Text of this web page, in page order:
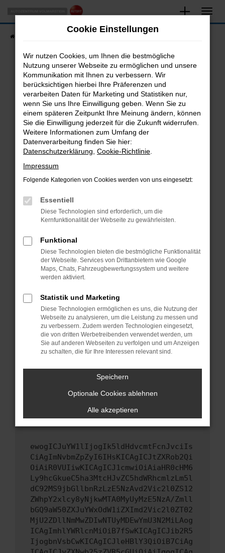
Zum
Hauptinhalt
springen
Fahrzeugsuche
Fehler: Network Error
Beim Laden ist ein Fehler aufgetreten.
Hier sind ein paar Tipps, die dir helfen können:
Überprüfe deine Firewall und deine
Internetverbindung.
Laden andere Webseiten, zum Beispiel deine
Suchmaschine?
Prüfe deine Browsererweiterungen.
können das Laden bestimmter Seiten
verhindern. Funktioniert die Seite in einem
anderen Browser oder in einem privaten
Starte dein Gerät neu.
Das kann manchmal helfen, vorübergehende
Probleme zu beheben.
Betriebssystem auf dem neuesten Stand
sind.
Veraltete Software birgt nicht nur ein
Sicherheitsrisiko, sondern kann auch dazu
führen, dass bestimmte Funktionen nicht mehr
unterstützt werden.
Wende dich an den Webseitenbetreiber.
Wenn du alle oben genannten Schritte versucht
hast, kontaktiere uns bitte. Wir werden
versuchen, das Problem zu beheben. Du kannst
uns diesen Text schicken, um uns bei der
ewogICJuYW1lIjogIk5ldHdvcmtFcnJvciIs
CiAgImNvbmZpZyI6IHsKICAgICJtZXRob2Qi
OiAiR0VUIiwKICAgICJ1cmwiOiAiaHR0cHM6
Ly9hcGkueC5ha3MtcHJvZC5hdWRhcmlzLm5l
dC92MS9jbGllbnRzLzE5NzAvd2Vic2l0ZS12
ZWhpY2xlcy8yNjkwMTA0MyUyMzE5NzA/Zmll
bGQ9aW50ZXJuYWxOdW1iZXImd2Vic2l0ZT02
MjU2ZDllNmMwZDIwNTUyMDEwYmU3N2MiLAog
ICAgImhlYWRlcnMiOiB7fSwKICAgICJib2R5
IjogbnVsbCwKICAgICJleHBlY3QiOiB7CiAg
Cookie Einstellungen
Wir nutzen Cookies, um Ihnen die bestmögliche
Nutzung unserer Webseite zu ermöglichen und unsere
Kommunikation mit Ihnen zu verbessern. Wir
berücksichtigen hierbei Ihre Präferenzen und
verarbeiten Daten für Marketing und Statistiken nur,
wenn Sie uns Ihre Einwilligung geben. Wenn Sie zu
einem späteren Zeitpunkt Ihre Meinung ändern, können
Sie die Einwilligung jederzeit für die Zukunft widerrufen.
Weitere Informationen zum Umfang der
Datenverarbeitung finden Sie hier:
Datenschutzerklärung Cookie-Richtlinie
Impressum
Folgende Kategorien von Cookies werden von uns eingesetzt:
Essentiell
Diese Technologien sind erforderlich, um die
Kernfunktionalität der Webseite zu gewährleisten.
Funktional
Diese Technologien bieten die bestmögliche Funktionalität
der Webseite. Services von Drittanbietern wie Google
Maps, Chats, Fahrzeugbewertungssystem und weitere
werden aktiviert.
Statistik und Marketing
Diese Technologien ermöglichen es uns, die Nutzung der
Webseite zu analysieren, um die Leistung zu messen und
zu verbessern. Zudem werden Technologien eingesetzt,
die von dritten Werbetreibenden verwendet werden, um
Sie auf anderen Webseiten zu verfolgen und um Anzeigen
zu schalten, die für Ihre Interessen relevant sind.
Speichern
Optionale Cookies ablehnen
Alle akzeptieren